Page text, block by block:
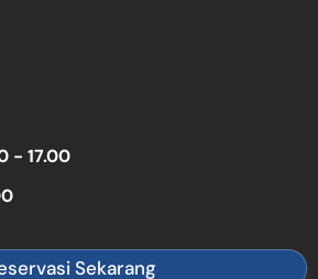
- 17.00
Sekarang